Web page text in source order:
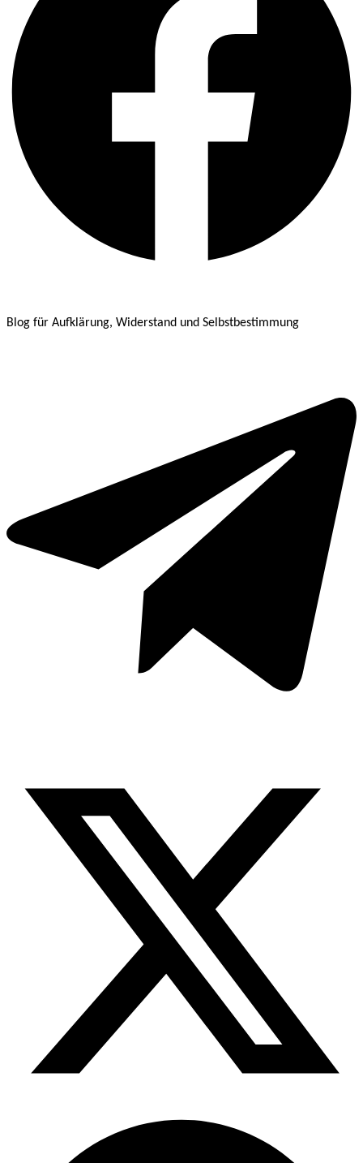
Blog für Aufklärung, Widerstand und Selbstbestimmung